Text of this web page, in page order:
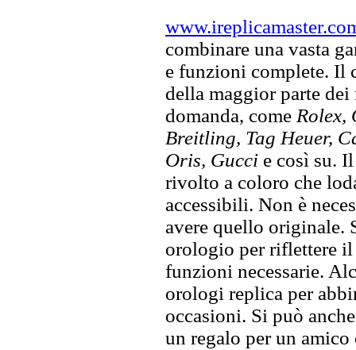
combinare una vasta
e funzioni complete. Il
della maggior parte
domanda, come Rolex,
Breitling, Tag Heuer,
Oris, Gucci e così su.
rivolto a coloro che
accessibili. Non è
avere quello originale.
orologio per riflettere
funzioni necessarie.
orologi replica per
occasioni. Si può
un regalo per un amico